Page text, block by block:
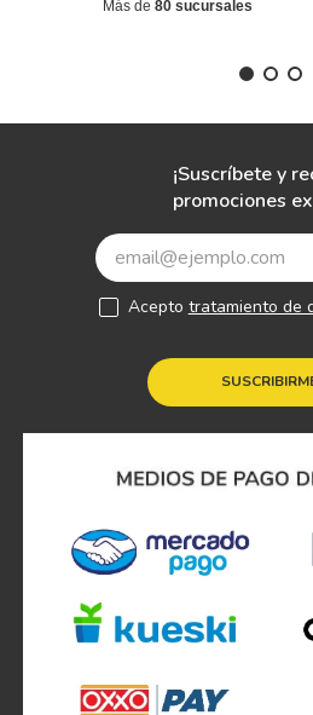
Más de 80 sucursales
¡Suscríbete y
promociones
Acepto tratamiento de